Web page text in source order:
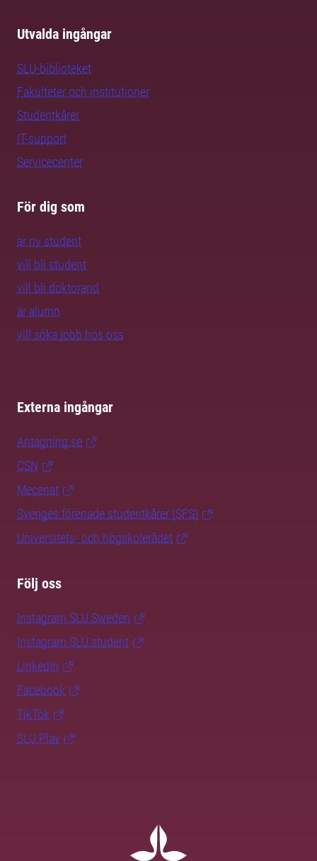
Utvalda ingångar
SLU-biblioteket
Fakulteter och institutioner
Studentkårer
IT-support
Servicecenter
För dig som
är ny student
vill bli student
vill bli doktorand
är alumn
vill söka jobb hos oss
Externa ingångar
Antagning.se
CSN
Mecenat
Sveriges förenade studentkårer (SFS)
Universitets- och högskolerådet
Följ oss
Instagram SLU.Sweden
Instagram SLU.student
LinkedIn
Facebook
TikTok
SLU Play